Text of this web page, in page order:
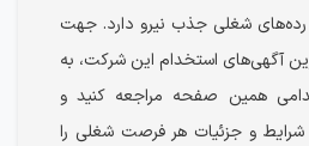
شغلی جذب نیرو دارد. جهت
آگهی‌های استخدام این شرکت، به
همین صفحه مراجعه کنید و
شرایط و جزئیات هر فرصت شغلی را